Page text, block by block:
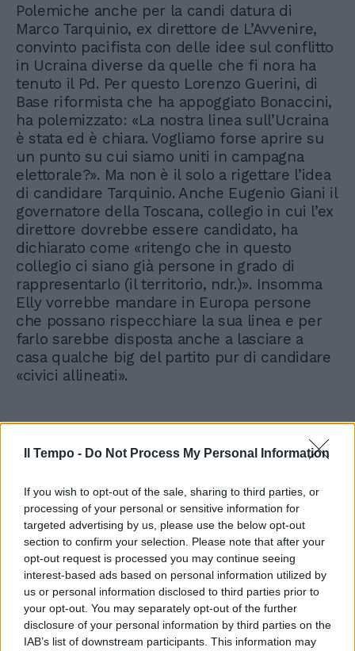
Il Tempo - Do Not Process My Personal Information
If you wish to opt-out of the sale, sharing to third parties, or
processing of your personal or sensitive information for
targeted advertising by us, please use the below opt-out
section to confirm your selection. Please note that after your
opt-out request is processed you may continue seeing
interest-based ads based on personal information utilized by
us or personal information disclosed to third parties prior to
your opt-out. You may separately opt-out of the further
disclosure of your personal information by third parties on the
IAB’s list of downstream participants. This information may
Polemiche anche per la candi datura di
Marco Tarquinio, ex direttore de L’Avvenire,
convinto pacifista con delle idee sul conflitto
in Ucraina diverse da quelle che fi nora ha
tenuto il Pd. Per questo Lorenzo Guerini, di
Base riformista che ha appoggiato Bonaccini,
ha polemizzato: «La nostra linea sull’Ucraina
è stata ed è chiara. Vogliamo forse aprire su
un punto su cui siamo uniti in campagna
elettorale?». Ma non è il solo a rigettare l’idea
di candidare Tarquinio. Anche Eugenio Giani il
governatore della Toscana, collegio in cui l’ex
direttore dovrebbe essere candidato, ha
dichiarato come «ritengo che in questo
collegio ci siano già persone in grado di
rappresentarlo (il territorio, ndr.)». Insomma
Elly vorrebbe mandare in Europa persone
che possano rispecchiare la sua linea e per
farlo sarebbe disposta anche a lasciare a
casa qualche big del partito pur di candidare
«civici allineati».